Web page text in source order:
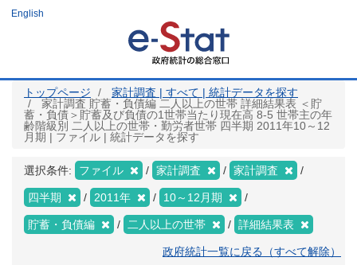
ツ
English
トップページ
家計調査 | すべて | 統計データを探す
家計調査 貯蓄・負債編 二人以上の世帯 詳細結果表 ＜貯
蓄・負債＞貯蓄及び負債の1世帯当たり現在高 8-5 世帯主の年
齢階級別 二人以上の世帯・勤労者世帯 四半期 2011年10～12
月期 | ファイル | 統計データを探す
選択条件: ファイル 家計調査 家計調査
四半期 2011年 10～12月期
貯蓄・負債編 二人以上の世帯 詳細結果表
政府統計一覧に戻る（すべて解除）